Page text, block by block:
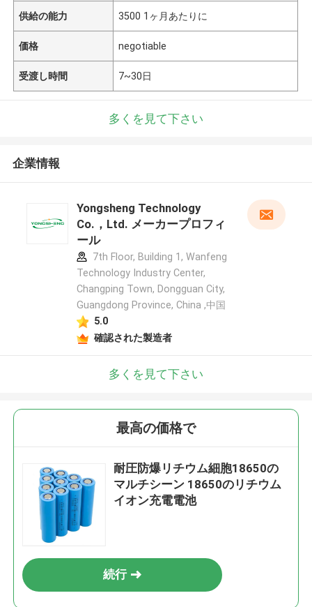
供給の能力 3500 1ヶ月あたりに
価格 negotiable
受渡し時間 7~30日
多くを見て下さい
企業情報
Yongsheng Technology
Co.，Ltd. メーカープロフィ
ール
7th Floor, Building 1, Wanfeng
Technology Industry Center,
Changping Town, Dongguan City,
Guangdong Province, China ,中国
5.0
確認された製造者
多くを見て下さい
最高の価格で
耐圧防爆リチウム細胞18650の
マルチシーン 18650のリチウム
イオン充電電池
続行